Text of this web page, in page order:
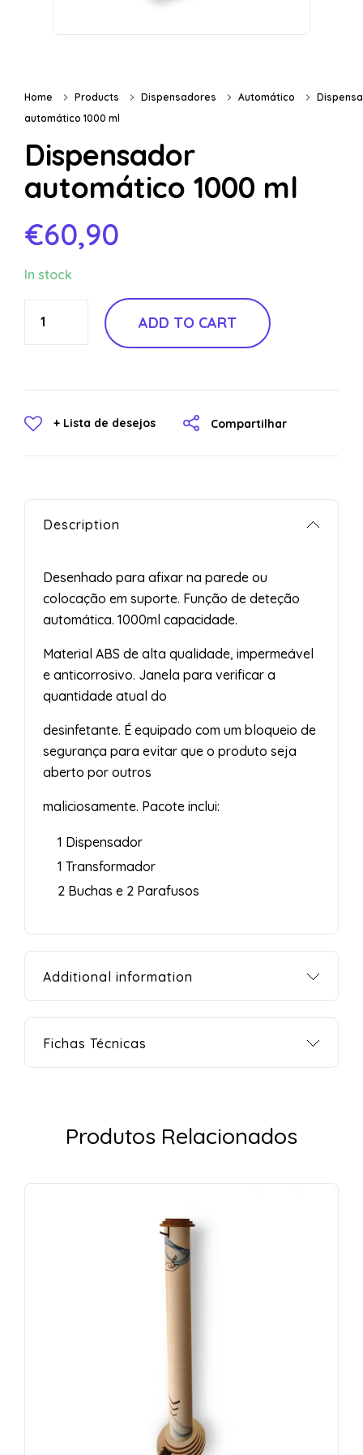
Home Products Dispensadores Automático
automático 1000 ml
Dispensador
automático 1000 ml
€60,90
In stock
ADD TO CART
+ Lista de desejos Compartilhar
Description
Desenhado para afixar na parede ou
colocação em suporte. Função de deteção
automática. 1000ml capacidade.
Material ABS de alta qualidade, impermeável
e anticorrosivo. Janela para verificar a
quantidade atual do
desinfetante. É equipado com um bloqueio de
segurança para evitar que o produto seja
aberto por outros
maliciosamente. Pacote inclui:
1 Dispensador
1 Transformador
2 Buchas e 2 Parafusos
Additional information
Weight
Fichas Técnicas
Produtos Relacionados